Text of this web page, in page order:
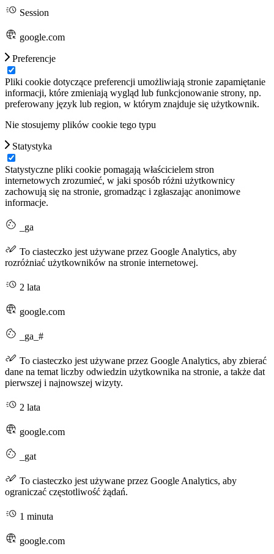
Session
google.com
Preferencje
Pliki cookie dotyczące preferencji umożliwiają stronie zapamiętanie
informacji, które zmieniają wygląd lub funkcjonowanie strony, np.
preferowany język lub region, w którym znajduje się użytkownik.
Nie stosujemy plików cookie tego typu
Statystyka
Statystyczne pliki cookie pomagają właścicielem stron
internetowych zrozumieć, w jaki sposób różni użytkownicy
zachowują się na stronie, gromadząc i zgłaszając anonimowe
informacje.
_ga
To ciasteczko jest używane przez Google Analytics, aby
rozróżniać użytkowników na stronie internetowej.
2 lata
google.com
_ga_#
To ciasteczko jest używane przez Google Analytics, aby zbierać
dane na temat liczby odwiedzin użytkownika na stronie, a także dat
pierwszej i najnowszej wizyty.
2 lata
google.com
_gat
To ciasteczko jest używane przez Google Analytics, aby
ograniczać częstotliwość żądań.
1 minuta
google.com